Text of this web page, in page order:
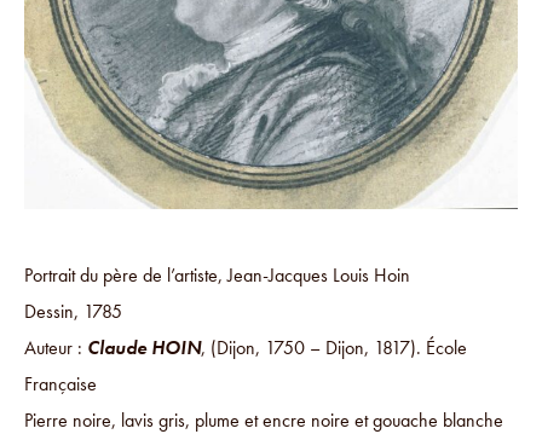
Portrait du père de l’artiste, Jean-Jacques Louis Hoin
Dessin, 1785
Auteur : Claude HOIN, (Dijon, 1750 – Dijon, 1817). École
Française
Pierre noire, lavis gris, plume et encre noire et gouache blanche